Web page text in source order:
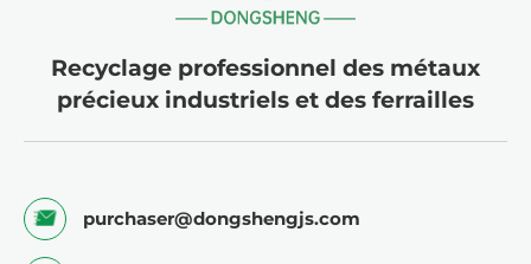
Recyclage professionnel des métaux
précieux industriels et des ferrailles
purchaser@dongshengjs.com